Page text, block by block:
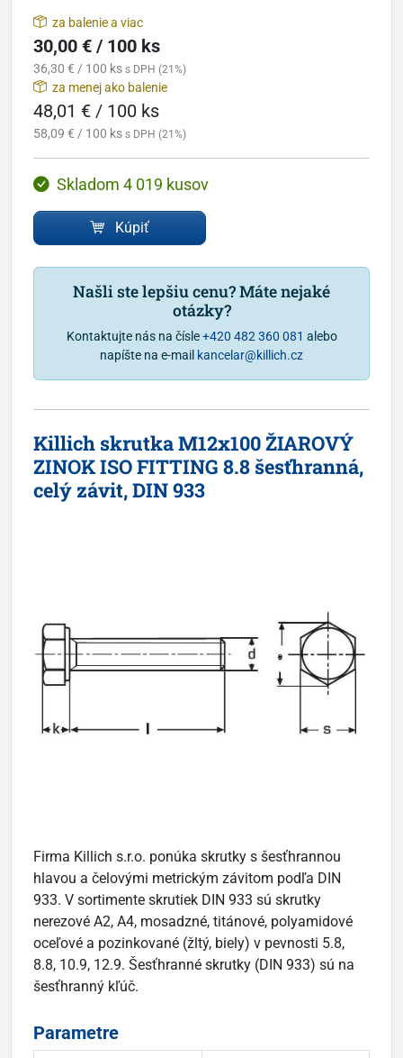
za balenie a viac
30,00 € / 100 ks
36,30 € / 100 ks s DPH (21%)
za menej ako balenie
48,01 € / 100 ks
58,09 € / 100 ks s DPH (21%)
Skladom 4 019 kusov
Kúpiť
Našli ste lepšiu cenu? Máte nejaké
otázky?
Kontaktujte nás na čísle+420 482 360 081 alebo
napíšte na e-mail kancelar@killich.cz
Killich skrutka M12x100 ŽIAROVÝ
ZINOK ISO FITTING 8.8 šesťhranná,
celý závit, DIN 933
Firma Killich s.r.o. ponúka skrutky s šesťhrannou
hlavou a čelovými metrickým závitom podľa DIN
933. V sortimente skrutiek DIN 933 sú skrutky
nerezové A2, A4, mosadzné, titánové, polyamidové
oceľové a pozinkované (žltý, biely) v pevnosti 5.8,
8.8, 10.9, 12.9. Šesťhranné skrutky (DIN 933) sú na
šesťhranný kľúč.
Parametre